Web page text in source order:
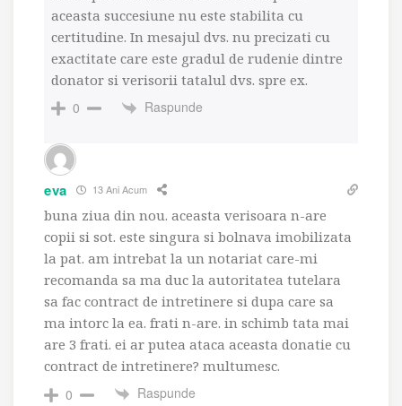
aceasta succesiune nu este stabilita cu
certitudine. In mesajul dvs. nu precizati cu
exactitate care este gradul de rudenie dintre
donator si verisorii tatalul dvs. spre ex.
0
Raspunde
eva 13 Ani Acum
buna ziua din nou. aceasta verisoara n-are
copii si sot. este singura si bolnava imobilizata
la pat. am intrebat la un notariat care-mi
recomanda sa ma duc la autoritatea tutelara
sa fac contract de intretinere si dupa care sa
ma intorc la ea. frati n-are. in schimb tata mai
are 3 frati. ei ar putea ataca aceasta donatie cu
contract de intretinere? multumesc.
0
Raspunde